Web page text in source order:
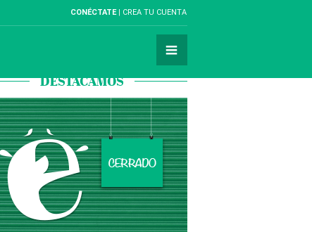
CONÉCTATE CREA TU CUENTA
DESTACAMOS